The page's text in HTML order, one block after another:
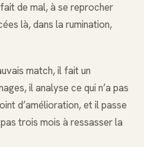
de mal, à se reprocher
là, dans la rumination,
match, il fait un
il analyse ce qui n’a pas
d’amélioration, et il passe
trois mois à ressasser la